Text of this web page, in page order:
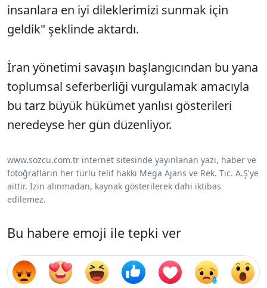
insanlara en iyi dileklerimizi sunmak için
geldik" şeklinde aktardı.
İran yönetimi savaşın başlangıcından bu yana
toplumsal seferberliği vurgulamak amacıyla
bu tarz büyük hükümet yanlısı gösterileri
neredeyse her gün düzenliyor.
www.sozcu.com.tr internet sitesinde yayınlanan yazı, haber ve
fotoğrafların her türlü telif hakkı Mega Ajans ve Rek. Tic. A.Ş'ye
aittir. İzin alınmadan, kaynak gösterilerek dahi iktibas
edilemez.
Bu habere emoji ile tepki ver